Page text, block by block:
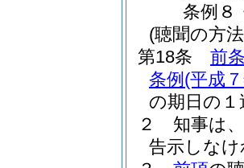
条例８
(聴聞の方
第18条
前
条例 (平成
の期日の
２
知事は、
告示しな